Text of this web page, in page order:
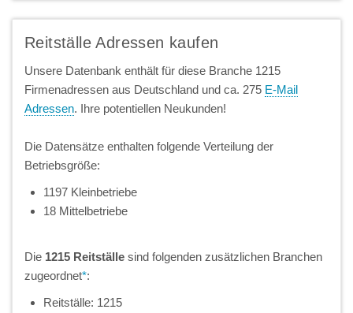
Reitställe Adressen kaufen
Unsere Datenbank enthält für diese Branche 1215
Firmenadressen aus Deutschland und ca. 275 E-Mail
Adressen. Ihre potentiellen Neukunden!
Die Datensätze enthalten folgende Verteilung der
Betriebsgröße:
1197 Kleinbetriebe
18 Mittelbetriebe
Die 1215 Reitställe sind folgenden zusätzlichen Branchen
zugeordnet*:
Reitställe: 1215